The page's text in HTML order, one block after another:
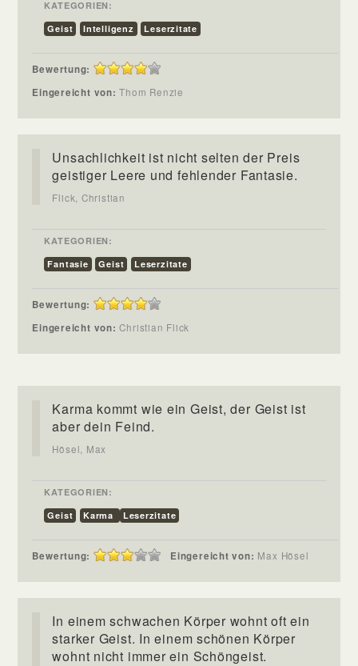
KATEGORIEN:
Geist
Intelligenz Leserzitate
Bewertung:
Eingereicht von:Thom Renzie
Unsachlichkeit ist nicht selten der Preis
geistiger Leere und fehlender Fantasie.
Flick, Christian
KATEGORIEN:
Fantasie
Geist Leserzitate
Bewertung:
Eingereicht von:Christian Flick
Karma kommt wie ein Geist, der Geist ist
aber dein Feind.
Hösel, Max
KATEGORIEN:
Geist
Karma Leserzitate
Bewertung: Eingereicht von: Max Hösel
In einem schwachen Körper wohnt oft ein
starker Geist. In einem schönen Körper
wohnt nicht immer ein Schöngeist.